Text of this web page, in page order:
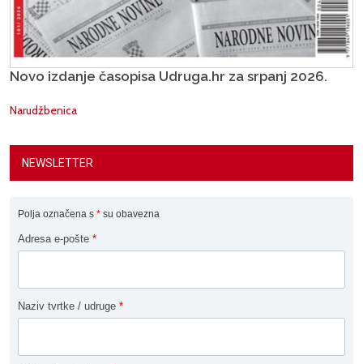
Novo izdanje časopisa Udruga.hr za srpanj 2026.
Narudžbenica
NEWSLETTER
Polja označena s * su obavezna
Adresa e-pošte *
Naziv tvrtke / udruge *